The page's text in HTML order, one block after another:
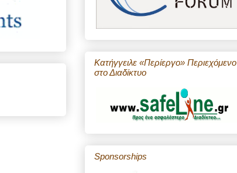
Κατήγγειλε «Περίεργο» Περιεχόμενο
στο Διαδίκτυο
Sponsorships